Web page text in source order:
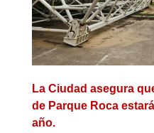
La Ciudad asegura
de Parque Roca
año.